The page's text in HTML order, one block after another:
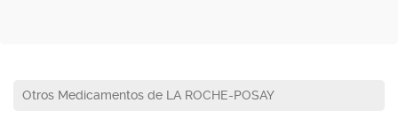
Otros Medicamentos de LA ROCHE-POSAY